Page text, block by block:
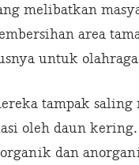
melibatkan
area
untuk
tampak
oleh daun
dan